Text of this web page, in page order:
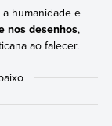
humanidade e
nos desenhos,
ao falecer.